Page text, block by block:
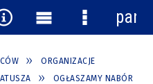
ORGANIZACJE
OGŁASZAMY NABÓR
Menu
główne
Menu
panel